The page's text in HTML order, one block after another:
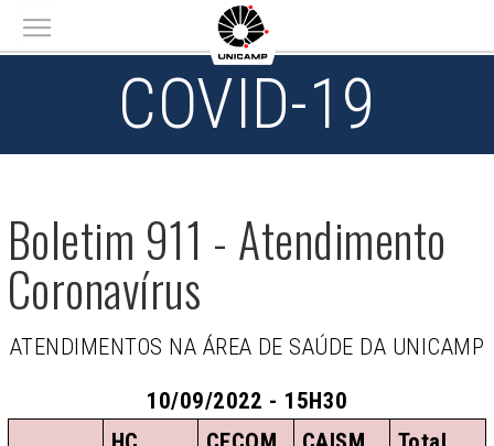
Main menu
COVID-19
Boletim 911 - Atendimento
Coronavírus
ATENDIMENTOS NA ÁREA DE SAÚDE DA UNICAMP
10/09/2022 - 15H30